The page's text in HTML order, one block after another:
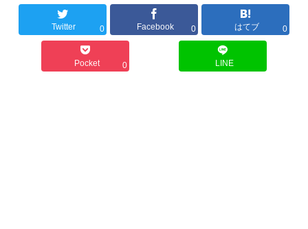
Twitter 0 Facebook 0 はてブ 0
Pocket 0 LINE